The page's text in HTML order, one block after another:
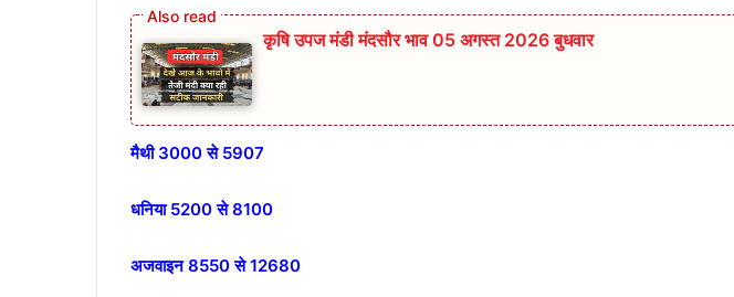
कृषि उपज मंडी मंदसौर भाव 05 अगस्त 2026 बुधवार
मैथी 3000 से 5907
धनिया 5200 से 8100
अजवाइन 8550 से 12680